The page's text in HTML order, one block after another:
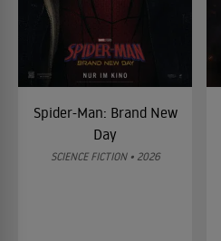
Spider-Man: Brand New
Day
SCIENCE FICTION • 2026